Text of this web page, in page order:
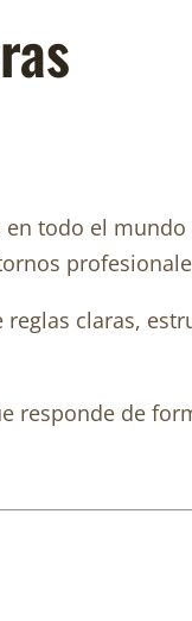
todo el
claras,
responde de